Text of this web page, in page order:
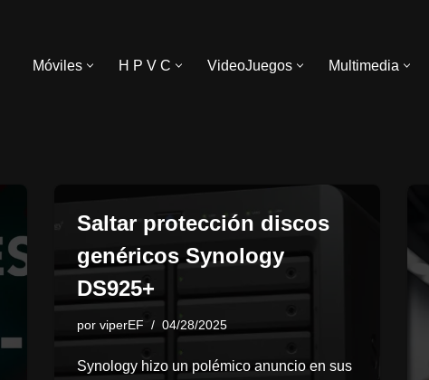
Móviles H P V C VideoJuegos Multimedia
Saltar protección discos
genéricos Synology
DS925+
por viperEF 04/28/2025
Synology hizo un polémico anuncio en sus